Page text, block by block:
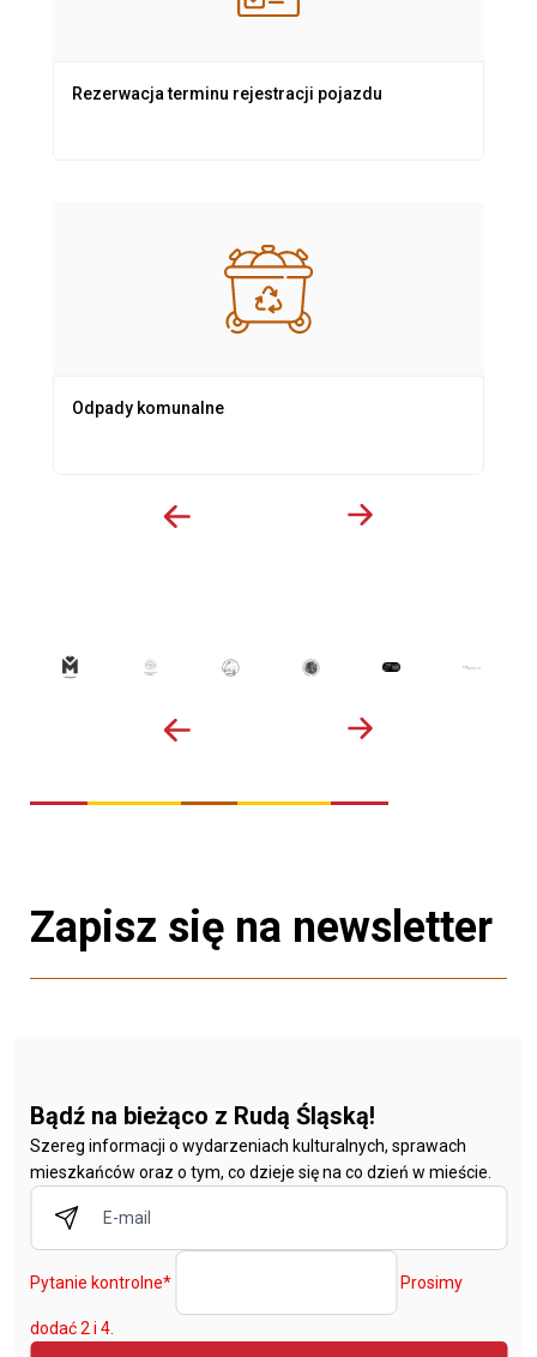
Rezerwacja terminu rejestracji pojazdu
Odpady komunalne
Zapisz się na newsletter
Bądź na bieżąco z Rudą Śląską!
Szereg informacji o wydarzeniach kulturalnych, sprawach
mieszkańców oraz o tym, co dzieje się na co dzień w mieście.
Pytanie kontrolne* Prosimy
dodać 2 i 4.